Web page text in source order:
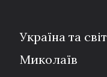
Україна та світ
Миколаїв